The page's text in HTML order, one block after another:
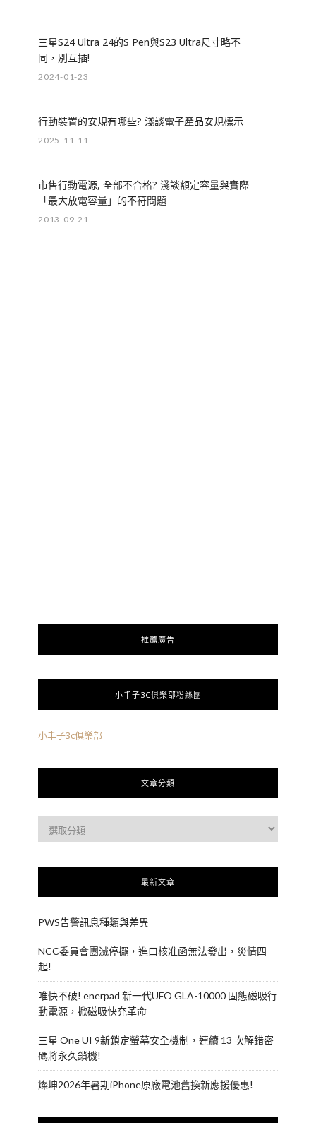
三星S24 Ultra 24的S Pen與S23 Ultra尺寸略不
同，別互插!
2024-01-23
行動裝置的安規有哪些? 淺談電子產品安規標示
2025-11-11
市售行動電源, 全部不合格? 淺談額定容量與實際
「最大放電容量」的不符問題
2013-09-21
推薦廣告
小丰子3C俱樂部粉絲團
小丰子3c俱樂部
文章分類
最新文章
PWS告警訊息種類與差異
NCC委員會團滅停擺，進口核准函無法發出，災情四
起!
唯快不破! enerpad 新一代UFO GLA-10000 固態磁吸行
動電源，掀磁吸快充革命
三星 One UI 9新鎖定螢幕安全機制，連續 13 次解錯密
碼將永久鎖機!
燦坤2026年暑期iPhone原廠電池舊換新應援優惠!